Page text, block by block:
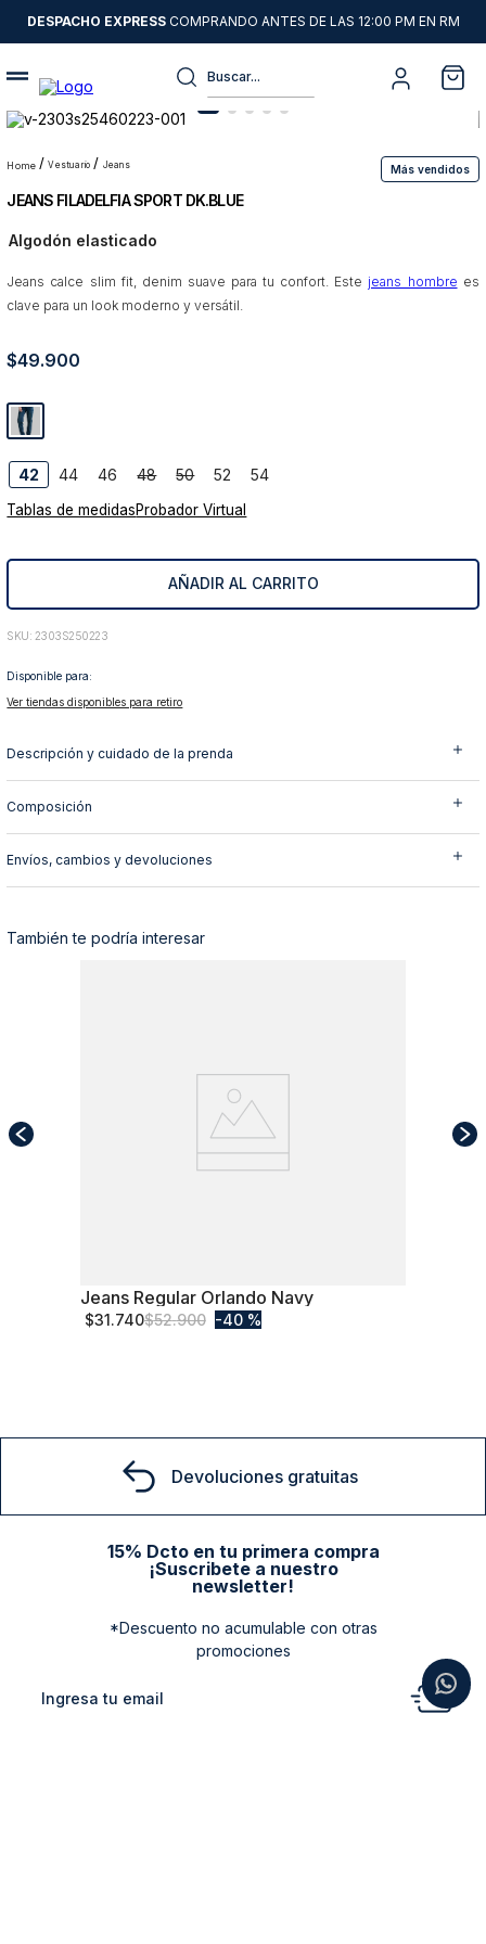
DESPACHO EXPRESSCOMPRANDO ANTES DE LAS 12:00 PM EN RM
Buscar...
vestuario jeans Más vendidos
JEANS FILADELFIA SPORT DK.BLUE
Algodón elasticado
Jeans calce slim fit, denim suave para tu confort. Este jeans hombre es
clave para un look moderno y versátil.
$49.900
42 44 46 48 50 52 54
Tablas de medidasProbador Virtual
AÑADIR AL CARRITO
: 2303S250223
Disponible para:
Ver tiendas disponibles para retiro
Descripción y cuidado de la prenda
Composición
Envíos, cambios y devoluciones
También te podría interesar
54
Jeans Regular Orlando Navy
$31.740$52.900 40 %
Devoluciones gratuitas
15% Dcto en tu primera compra
¡Suscribete a nuestro
newsletter!
*Descuento no acumulable con otras
promociones
1.
sweater
2.
chaquetas
3.
camisas
4.
pantalon
6.
jeans
8.
9.
poleron
10. abrigo